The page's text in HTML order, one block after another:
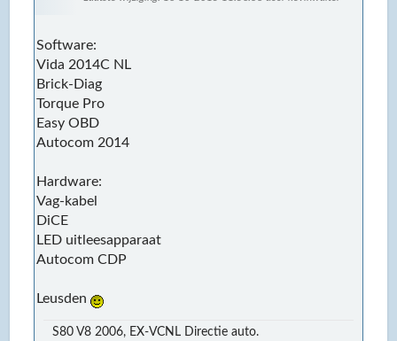
Software:
Vida 2014C NL
Brick-Diag
Torque Pro
Easy OBD
Autocom 2014
Hardware:
Vag-kabel
DiCE
LED uitleesapparaat
Autocom CDP
Leusden
S80 V8 2006, EX-VCNL Directie auto.